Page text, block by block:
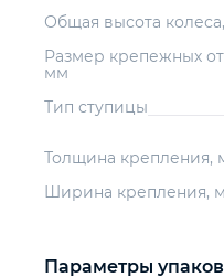
Общая высота
Размер крепежных
мм
Тип ступицы
Толщина крепления,
Ширина крепления,
Параметры